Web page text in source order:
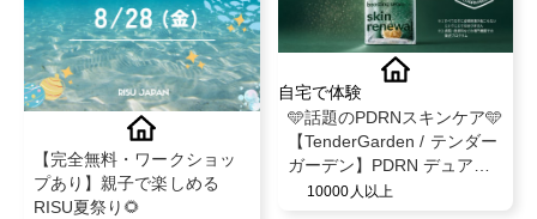
【完全無料・ワークショッ
プあり】親子で楽しめる
RISU夏祭り🌻
自宅で体験
🩵話題のPDRNスキンケア🩵
【TenderGarden / テンダー
ガーデン】PDRN デュアル
ブースト 美容液ミスト モニ
10000人以上